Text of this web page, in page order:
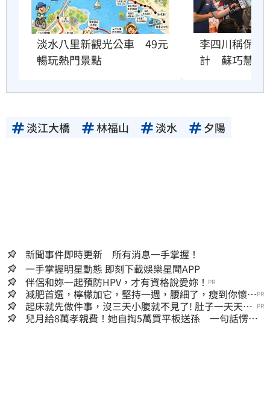
淡水八里新觀光公車　49元
暢玩熱門景點
李四川稱保住
計　蘇巧慧說
淡江大橋 林福山 淡水 夕陽
新聞事件即時更新 所有消息一手掌握！
一手掌握明星動態 即刻下載娛樂星聞APP
伴侶和妳一起預防HPV，才有資格說愛妳！ PR
減肥首選，檸檬加它，堅持一週，腰細了，瘦到你懷疑
人生
PR
起床就先做件事，沒三天小腹就不見了! 肚子一天天變
小！
PR
兒月給8萬孝親費！她自掏5萬買平板送孫 一句話愣原